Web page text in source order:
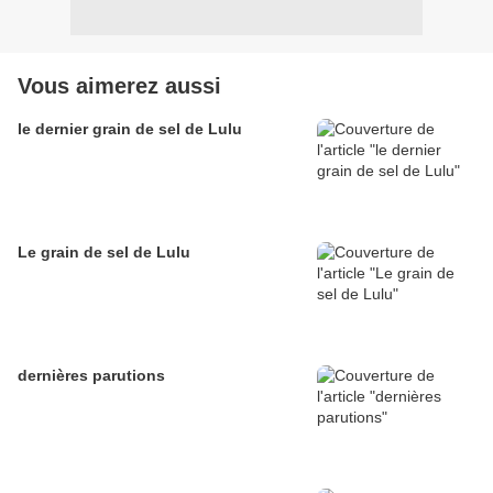
Vous aimerez aussi
le dernier grain de sel de Lulu
Le grain de sel de Lulu
dernières parutions